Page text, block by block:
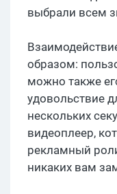
выбрали всем
образом:
можно также
удовольствие
нескольких
видеоплеер,
рекламный
никаких вам